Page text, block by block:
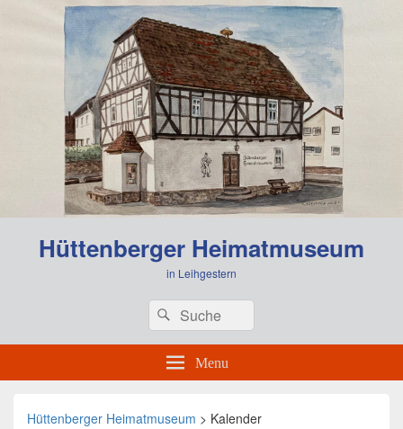
Hüttenberger Heimatmuseum
in Leihgestern
Search
for:
Search
Menu
Hüttenberger Heimatmuseum > Kalender